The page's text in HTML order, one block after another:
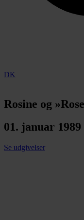
DK
Rosine og
01. januar 1989
Se udgivelser